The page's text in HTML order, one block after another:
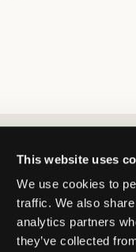
This website uses
We use cookies to
traffic. We also
analytics partners
they’ve collected